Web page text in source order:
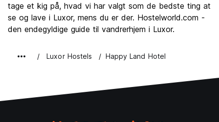
tage et kig på, hvad vi har valgt som de bedste ting at
se og lave i Luxor, mens du er der. Hostelworld.com -
den endegyldige guide til vandrerhjem i Luxor.
Luxor Hostels Happy Land Hotel